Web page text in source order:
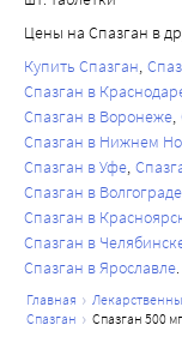
появления
печени. У таких
применение
следует
пациентов с
период лечения
других причин
Нарушение
У пациентов с
консультации
Цены на Спазган в
Купить Спазган
Спазган в
Спазган в Воронеже
Спазган в Нижнем
Спазган в Уфе
Спазган в Волгограде
Спазган в
Спазган в
Спазган в Ярославле
главная
спазган
спазган 500